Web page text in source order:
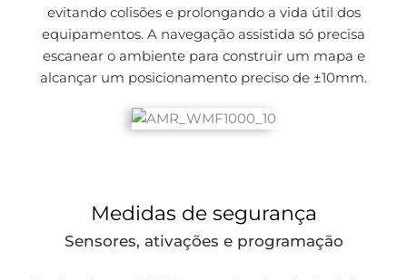
evitando colisões e prolongando a vida útil dos
equipamentos. A navegação assistida só precisa
escanear o ambiente para construir um mapa e
alcançar um posicionamento preciso de ±10mm.
Medidas de segurança
Sensores, ativações e programação